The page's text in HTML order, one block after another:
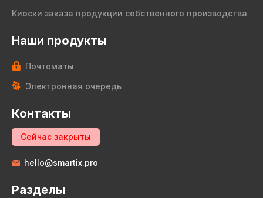
Киоски заказа продукции собственного производства
Наши продукты
Почтоматы
Электронная очередь
Контакты
Сейчас закрыты
hello@smartix.pro
Разделы